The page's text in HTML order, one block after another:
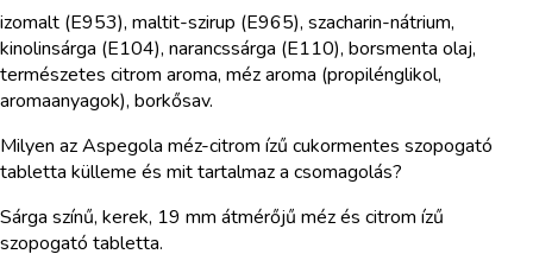
izomalt (E953), maltit-szirup (E965), szacharin-nátrium,
kinolinsárga (E104), narancssárga (E110), borsmenta olaj,
természetes citrom aroma, méz aroma (propilénglikol,
aromaanyagok), borkősav.
Milyen az Aspegola méz-citrom ízű cukormentes szopogató
tabletta külleme és mit tartalmaz a csomagolás?
Sárga színű, kerek, 19 mm átmérőjű méz és citrom ízű
szopogató tabletta.